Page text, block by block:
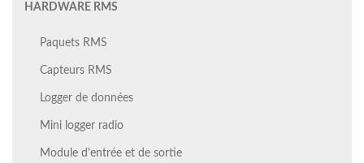
HARDWARE RMS
Paquets RMS
Capteurs RMS
Logger de données
Mini logger radio
Module d'entrée et de sortie